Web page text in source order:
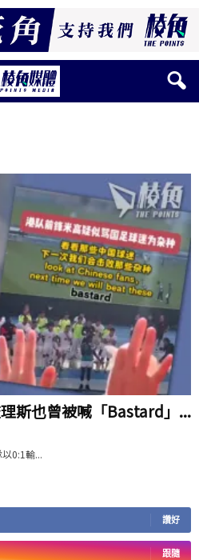
理斯也曾被喊「Bastard」...
0:1輸...
讚好
跟隨